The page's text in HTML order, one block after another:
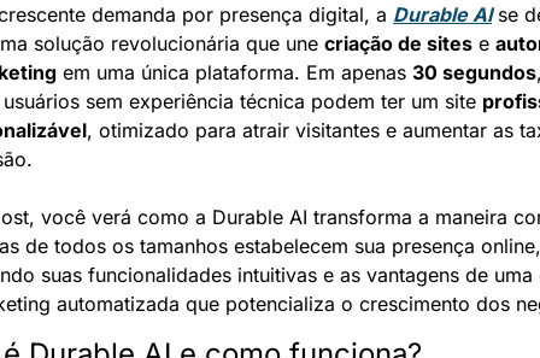
demanda por presença digital, a Durable AI se
solução revolucionária que une criação de sites e
em uma única plataforma. Em apenas 30 segundos
sem experiência técnica podem ter um site
, otimizado para atrair visitantes e aumentar as
você verá como a Durable AI transforma a maneira
de todos os tamanhos estabelecem sua presença online,
suas funcionalidades intuitivas e as vantagens de uma
automatizada que potencializa o crescimento dos